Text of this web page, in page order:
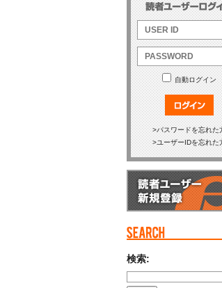
自動ログイン
パスワードを忘れた
ユーザーIDを忘れた
検索: